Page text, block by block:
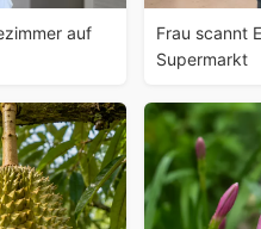
auf
Frau scannt
Supermarkt